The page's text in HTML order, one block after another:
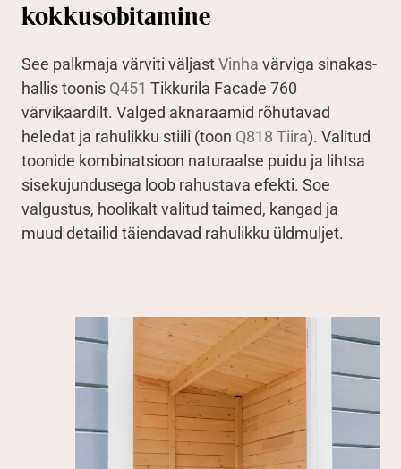
kokkusobitamine
See palkmaja värviti väljastVinha värviga sinakas-
hallis toonis Q451 Tikkurila Facade 760
värvikaardilt. Valged aknaraamid rõhutavad
heledat ja rahulikku stiili (toon Q818 Tiira). Valitud
toonide kombinatsioon naturaalse puidu ja lihtsa
sisekujundusega loob rahustava efekti. Soe
valgustus, hoolikalt valitud taimed, kangad ja
muud detailid täiendavad rahulikku üldmuljet.